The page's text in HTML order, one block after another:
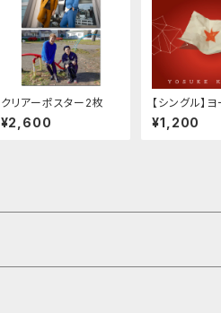
クリアーポスター2枚
¥2,600
【シングル】
ースケ「
YOU / ROAR
¥1,200